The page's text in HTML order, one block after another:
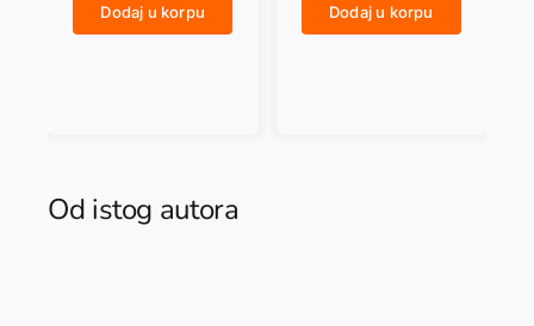
Dodaj u korpu Dodaj u korpu
Od istog autora